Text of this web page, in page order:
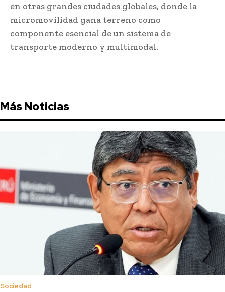
en otras grandes ciudades globales, donde la
micromovilidad gana terreno como
componente esencial de un sistema de
transporte moderno y multimodal.
Más Noticias
Sociedad